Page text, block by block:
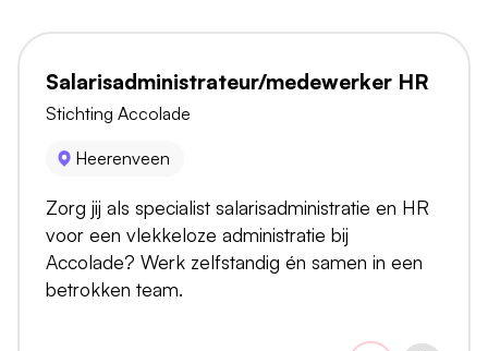
Salarisadministrateur/medewerker HR
Stichting Accolade
Heerenveen
Zorg jij als specialist salarisadministratie en HR
voor een vlekkeloze administratie bij
Accolade? Werk zelfstandig én samen in een
betrokken team.